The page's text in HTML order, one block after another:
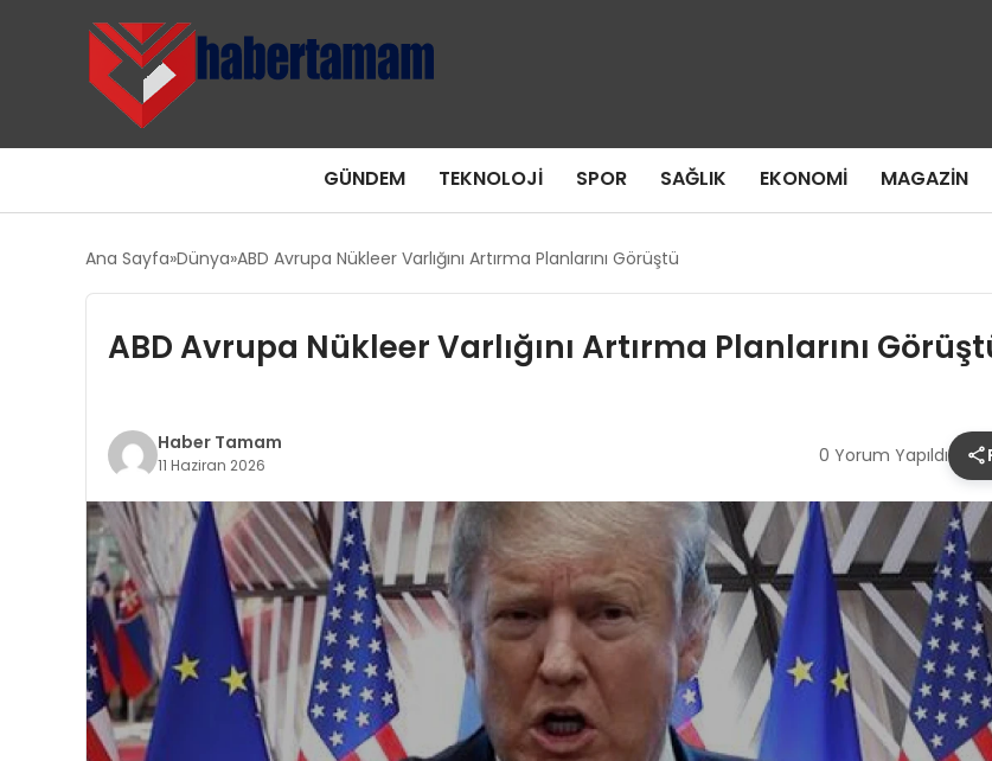
GÜNDEM TEKNOLOJI SPOR SAĞLIK EKONOMI MAGAZIN
Ana Sayfa Dünya ABD Avrupa Nükleer Varlığını Artırma Planlarını Görüştü
ABD Avrupa Nükleer Varlığını Artırma Planlarını
Haber Tamam
11 Haziran 2026 0 Yorum Yapıldı